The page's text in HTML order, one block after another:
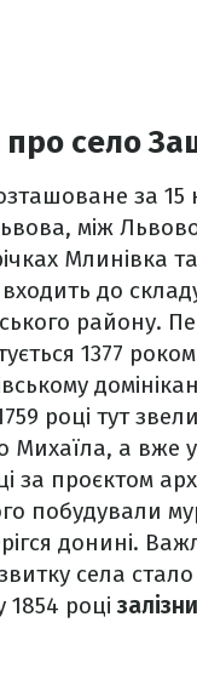
село
за 15
між
Млинівка
до
району.
1377
році тут
Михаїла, а вже
за проєктом
побудували
донині.
села стало
1854 році